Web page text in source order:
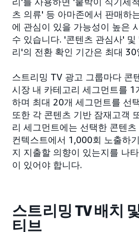
츠 의류' 등 아마존에서 판매하
에 관심이 있을 가능성이 높은
수 있습니다. '콘텐츠 관심사' 및
리'의 전환 확인 기간은 최대 30
스트리밍 TV 광고 그룹마다 콘
시장 내 카테고리 세그먼트를 1
하며 최대 20개 세그먼트를 선
또한 각 콘텐츠 기반 잠재고객
리 세그먼트에는 선택한 콘텐
컨텍스트에서 1,000회 노출하
지 지출할 의향이 있는지를 나
이 있어야 합니다.
스트리밍 TV 배치
티브